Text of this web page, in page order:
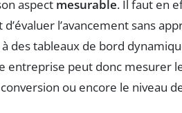
aspect mesurable. Il faut en
l’avancement sans
des tableaux de bord
entreprise peut donc mesurer
ou encore le niveau